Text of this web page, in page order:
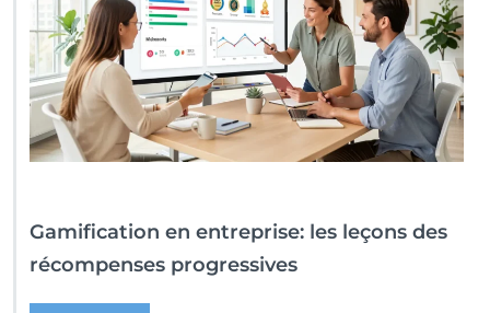
Gamification en entreprise: les leçons des
récompenses progressives